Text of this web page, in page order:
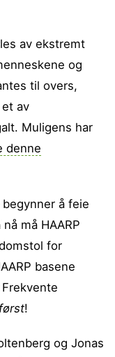
av ekstremt
og
til overs,
av
Muligens har
denne
å feie
må HAARP
for
basene
!
og Jonas